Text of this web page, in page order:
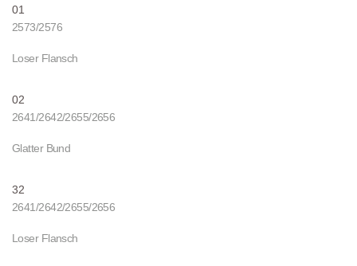
01
2573/2576
Loser Flansch
02
2641/2642/2655/2656
Glatter Bund
32
2641/2642/2655/2656
Loser Flansch